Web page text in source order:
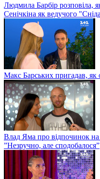
Людмила Барбір розповіла,
Сенічкіна як ведучого
Макс Барських пригадав, як
Влад Яма про відпочинок на
”Незручно, але сподобалося”